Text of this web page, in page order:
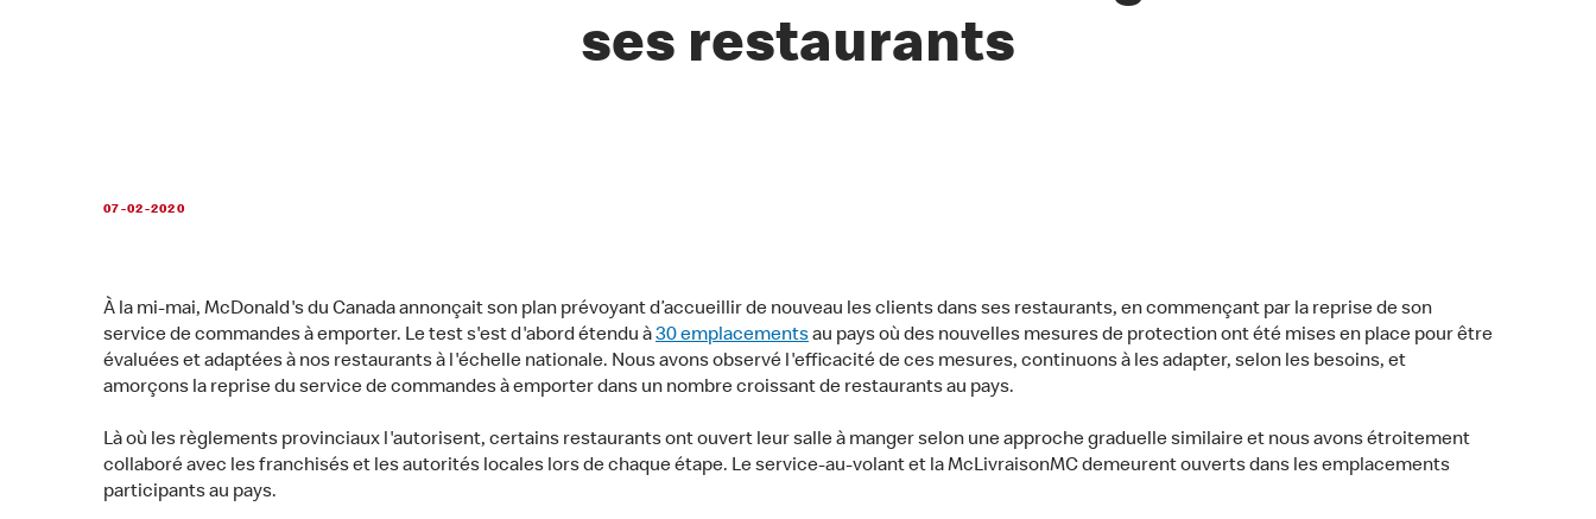
ses restaurants
07-02-2020
À la mi-mai, McDonald's du Canada annonçait son plan prévoyant d’accueillir de nouveau les clients dans ses restaurants, en commençant par la reprise de son
service de commandes à emporter. Le test s'est d'abord étendu à30 emplacementsau pays où des nouvelles mesures de protection ont été mises en place pour être
évaluées et adaptées à nos restaurants à l'échelle nationale. Nous avons observé l'efficacité de ces mesures, continuons à les adapter, selon les besoins, et
amorçons la reprise du service de commandes à emporter dans un nombre croissant de restaurants au pays.
Là où les règlements provinciaux l'autorisent, certains restaurants ont ouvert leur salle à manger selon une approche graduelle similaire et nous avons étroitement
collaboré avec les franchisés et les autorités locales lors de chaque étape. Le service-au-volant et la McLivraisonMC demeurent ouverts dans les emplacements
participants au pays.